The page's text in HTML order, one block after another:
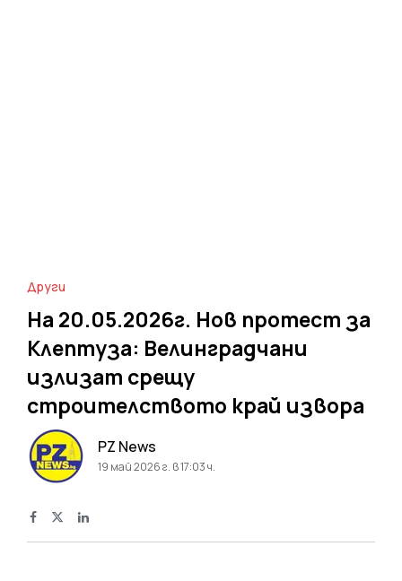
Други
На 20.05.2026г. Нов протест за
Клептуза: Велинградчани
излизат срещу
строителството край извора
PZ News
19 май 2026 г. в 17:03 ч.